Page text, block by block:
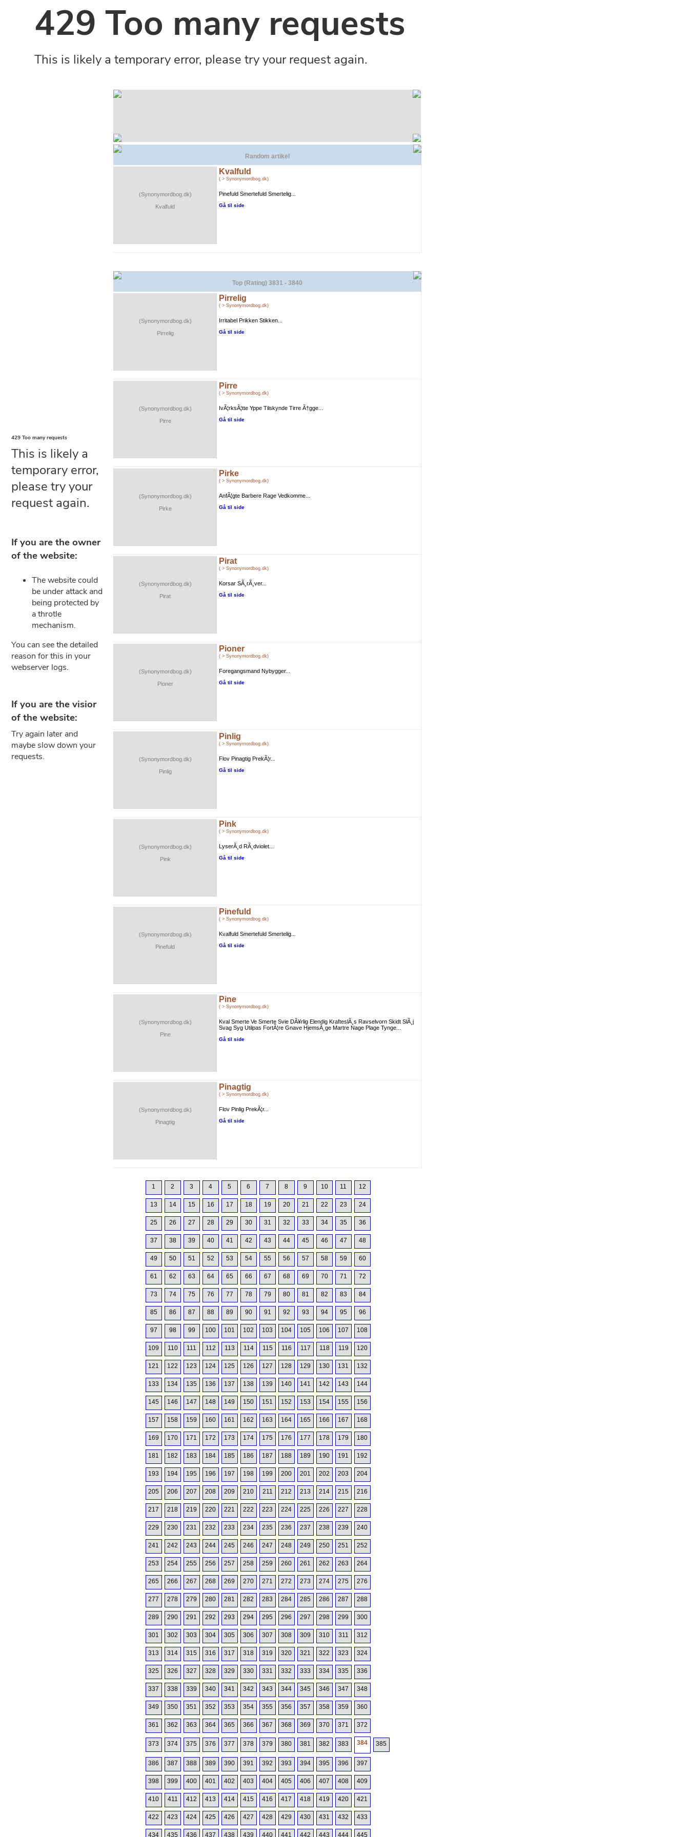
Random artikel
(Synonymordbog.dk)
Kvalfuld
Kvalfuld
( > Synonymordbog.dk)
Pinefuld Smertefuld Smertelig...
Gå til side
Top (Rating) 3831 - 3840
(Synonymordbog.dk)
Pirrelig
Pirrelig
( > Synonymordbog.dk)
Irritabel Prikken Stikken...
Gå til side
(Synonymordbog.dk)
Pirre
Pirre
( > Synonymordbog.dk)
IvÃ¦rksÃ¦tte Yppe Tilskynde Tirre Ã†gge...
Gå til side
(Synonymordbog.dk)
Pirke
Pirke
( > Synonymordbog.dk)
AnfÃ¦gte Barbere Rage Vedkomme...
Gå til side
(Synonymordbog.dk)
Pirat
Pirat
( > Synonymordbog.dk)
Korsar SÃ¸rÃ¸ver...
Gå til side
(Synonymordbog.dk)
Pioner
Pioner
( > Synonymordbog.dk)
Foregangsmand Nybygger...
Gå til side
(Synonymordbog.dk)
Pinlig
Pinlig
( > Synonymordbog.dk)
Flov Pinagtig PrekÃ¦r...
Gå til side
(Synonymordbog.dk)
Pink
Pink
( > Synonymordbog.dk)
LyserÃ¸d RÃ¸dviolet...
Gå til side
(Synonymordbog.dk)
Pinefuld
Pinefuld
( > Synonymordbog.dk)
Kvalfuld Smertefuld Smertelig...
Gå til side
(Synonymordbog.dk)
Pine
Pine
( > Synonymordbog.dk)
Kval Smerte Ve Smerte Svie DÃ¥rlig Elendig KrafteslÃ¸s Ravselvorn Skidt SlÃ¸j
Svag Syg Utilpas FortÃ¦re Gnave HjemsÃ¸ge Martre Nage Plage Tynge...
Gå til side
(Synonymordbog.dk)
Pinagtig
Pinagtig
( > Synonymordbog.dk)
Flov Pinlig PrekÃ¦r...
Gå til side
1 2 3 4 5 6 7 8 9 10 11 12
13 14 15 16 17 18 19 20 21 22 23 24
25 26 27 28 29 30 31 32 33 34 35 36
37 38 39 40 41 42 43 44 45 46 47 48
49 50 51 52 53 54 55 56 57 58 59 60
61 62 63 64 65 66 67 68 69 70 71 72
73 74 75 76 77 78 79 80 81 82 83 84
85 86 87 88 89 90 91 92 93 94 95 96
97 98 99 100 101 102 103 104 105 106 107 108
109 110 111 112 113 114 115 116 117 118 119 120
121 122 123 124 125 126 127 128 129 130 131 132
133 134 135 136 137 138 139 140 141 142 143 144
145 146 147 148 149 150 151 152 153 154 155 156
157 158 159 160 161 162 163 164 165 166 167 168
169 170 171 172 173 174 175 176 177 178 179 180
181 182 183 184 185 186 187 188 189 190 191 192
193 194 195 196 197 198 199 200 201 202 203 204
205 206 207 208 209 210 211 212 213 214 215 216
217 218 219 220 221 222 223 224 225 226 227 228
229 230 231 232 233 234 235 236 237 238 239 240
241 242 243 244 245 246 247 248 249 250 251 252
253 254 255 256 257 258 259 260 261 262 263 264
265 266 267 268 269 270 271 272 273 274 275 276
277 278 279 280 281 282 283 284 285 286 287 288
289 290 291 292 293 294 295 296 297 298 299 300
301 302 303 304 305 306 307 308 309 310 311 312
313 314 315 316 317 318 319 320 321 322 323 324
325 326 327 328 329 330 331 332 333 334 335 336
337 338 339 340 341 342 343 344 345 346 347 348
349 350 351 352 353 354 355 356 357 358 359 360
361 362 363 364 365 366 367 368 369 370 371 372
373 374 375 376 377 378 379 380 381 382 383 384 385
386 387 388 389 390 391 392 393 394 395 396 397
398 399 400 401 402 403 404 405 406 407 408 409
410 411 412 413 414 415 416 417 418 419 420 421
422 423 424 425 426 427 428 429 430 431 432 433
434 435 436 437 438 439 440 441 442 443 444 445